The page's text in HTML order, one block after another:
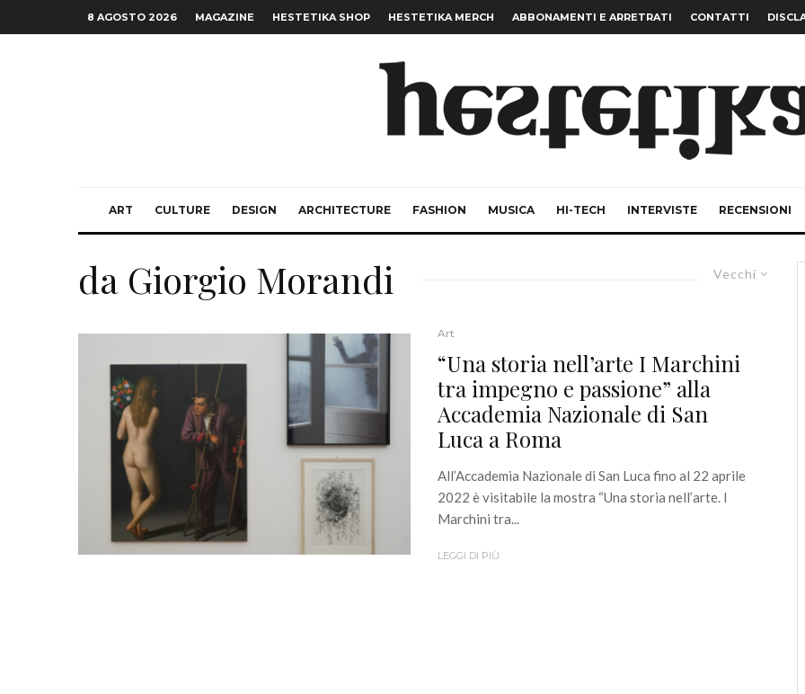
8 AGOSTO 2026 MAGAZINE HESTETIKA SHOP HESTETIKA MERCH ABBONAMENTI E ARRETRATI CONTATTI
ART CULTURE DESIGN ARCHITECTURE FASHION MUSICA HI-TECH INTERVISTE RECENSIONI
Vecchi
da Giorgio Morandi
Art
“Una storia nell’arte I Marchini
tra impegno e passione” alla
Accademia Nazionale di San
Luca a Roma
All’Accademia Nazionale di San Luca fino al 22 aprile
2022 è visitabile la mostra “Una storia nell’arte. I
Marchini tra...
LEGGI DI PIÙ